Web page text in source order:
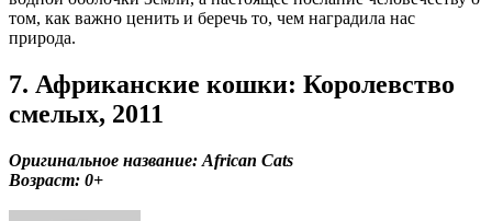
том, как важно ценить и беречь то, чем наградила нас
природа.
7. Африканские кошки: Королевство
смелых, 2011
Оригинальное название: African Cats
Возраст: 0+